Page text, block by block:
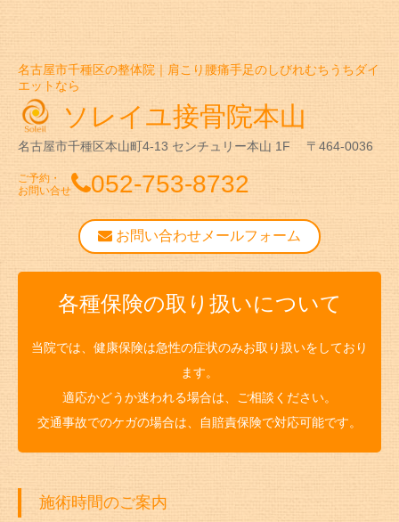
名古屋市千種区の整体院｜肩こり腰痛手足のしびれむちうちダイ
エットなら
ソレイユ接骨院本山
名古屋市千種区本山町4-13 センチュリー本山 1F 〒464-0036
ご予約・
お問い合せ
052-753-8732
お問い合わせメールフォーム
各種保険の取り扱いについて
当院では、健康保険は急性の症状のみお取り扱いをしており
ます。
適応かどうか迷われる場合は、ご相談ください。
交通事故でのケガの場合は、自賠責保険で対応可能です。
施術時間のご案内